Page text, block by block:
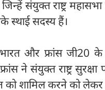
संयुक्त राष्ट्र
स्थाई सदस्य हैं।
और फ्रांस जी20
ने संयुक्त राष्ट्र सुरक्षा
शामिल करने को लेकर